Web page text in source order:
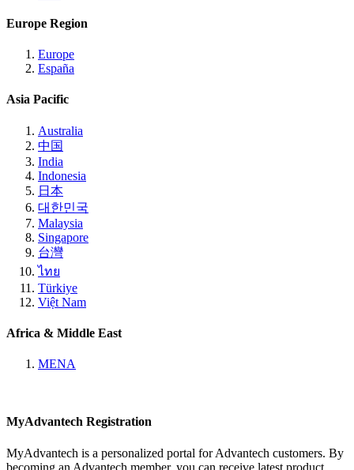
Europe Region
Europe
España
Asia Pacific
Australia
中国
India
Indonesia
日本
대한민국
Malaysia
Singapore
台灣
ไทย
Türkiye
Việt Nam
Africa & Middle East
MENA
MyAdvantech Registration
MyAdvantech is a personalized portal for Advantech customers. By
becoming an Advantech member, you can receive latest product